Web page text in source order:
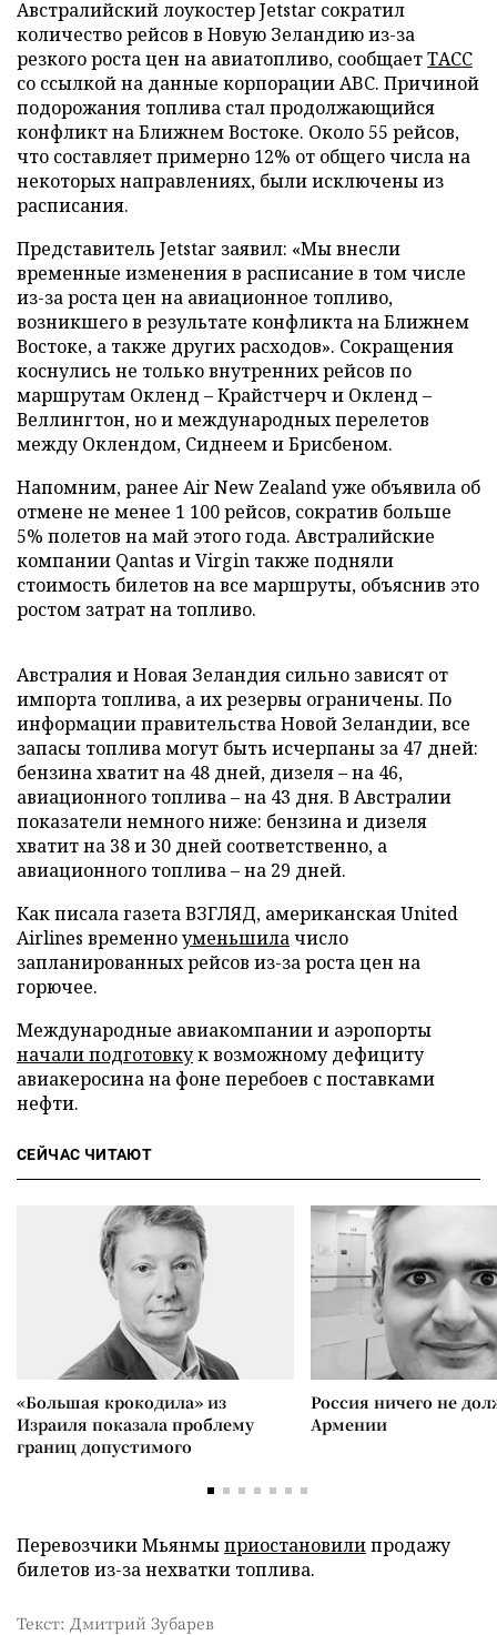
Австралийский лоукостер Jetstar сократил
количество рейсов в Новую Зеландию из-за
резкого роста цен на авиатопливо, сообщаетТАСС
со ссылкой на данные корпорации ABC. Причиной
подорожания топлива стал продолжающийся
конфликт на Ближнем Востоке. Около 55 рейсов,
что составляет примерно 12% от общего числа на
некоторых направлениях, были исключены из
расписания.
Представитель Jetstar заявил: «Мы внесли
временные изменения в расписание в том числе
из-за роста цен на авиационное топливо,
возникшего в результате конфликта на Ближнем
Востоке, а также других расходов». Сокращения
коснулись не только внутренних рейсов по
маршрутам Окленд – Крайстчерч и Окленд –
Веллингтон, но и международных перелетов
между Оклендом, Сиднеем и Брисбеном.
Напомним, ранее Air New Zealand уже объявила об
отмене не менее 1 100 рейсов, сократив больше
5% полетов на май этого года. Австралийские
компании Qantas и Virgin также подняли
стоимость билетов на все маршруты, объяснив это
ростом затрат на топливо.
Австралия и Новая Зеландия сильно зависят от
импорта топлива, а их резервы ограничены. По
информации правительства Новой Зеландии, все
запасы топлива могут быть исчерпаны за 47 дней:
бензина хватит на 48 дней, дизеля – на 46,
авиационного топлива – на 43 дня. В Австралии
показатели немного ниже: бензина и дизеля
хватит на 38 и 30 дней соответственно, а
авиационного топлива – на 29 дней.
Как писала газета ВЗГЛЯД, американская United
Airlines временноуменьшилачисло
запланированных рейсов из-за роста цен на
горючее.
Международные авиакомпании и аэропорты
начали подготовкук возможному дефициту
авиакеросина на фоне перебоев с поставками
нефти.
СЕЙЧАС ЧИТАЮТ
«Большая крокодила» из
Израиля показала проблему
границ допустимого
Россия ничего не
Армении
Перевозчики Мьянмыприостановилипродажу
билетов из-за нехватки топлива.
Текст: Дмитрий Зубарев